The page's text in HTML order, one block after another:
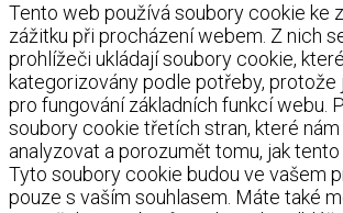
Tento web používá soubory cookie ke
zážitku při procházení webem. Z nich
prohlížeči ukládají soubory cookie,
kategorizovány podle potřeby, protože
pro fungování základních funkcí webu.
soubory cookie třetích stran, které
analyzovat a porozumět tomu, jak
Tyto soubory cookie budou ve vašem
pouze s vaším souhlasem. Máte také